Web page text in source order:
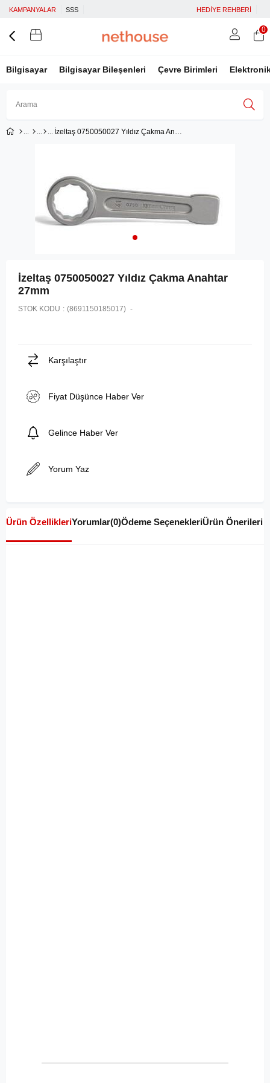
KAMPANYALAR SSS HEDİYE REHBERİ
Bilgisayar Bilgisayar Bileşenleri Çevre Birimleri
Üye Girişi Facebook İle Bağlan
0
İzeltaş 0750050027 Yıldız Çakma Anahtar 27mm
İzeltaş 0750050027 Yıldız Çakma Anahtar
27mm
STOK KODU (8691150185017)
Karşılaştır
Fiyat Düşünce Haber Ver
Gelince Haber Ver
Yorum Yaz
Ürün ÖzellikleriYorumlar(0)Ödeme SeçenekleriÜrün Önerileri